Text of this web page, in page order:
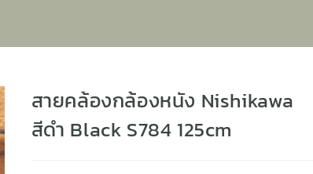
สายคล้องกล้องหนัง Nishikawa
สีดำ Black S784 125cm